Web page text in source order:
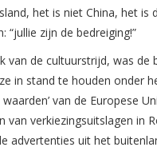
het is niet China, het is
“jullie zijn de bedreiging!”
de cultuurstrijd, was
in stand te houden onder
van de Europese
verkiezingsuitslagen in
advertenties uit het